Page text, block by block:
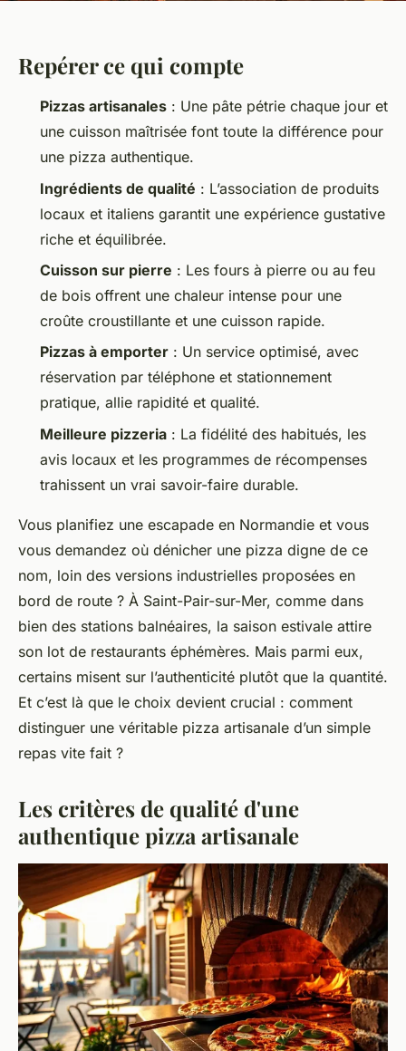
Repérer ce qui compte
Pizzas artisanales : Une pâte pétrie chaque jour et
une cuisson maîtrisée font toute la différence pour
une pizza authentique.
Ingrédients de qualité : L’association de produits
locaux et italiens garantit une expérience gustative
riche et équilibrée.
Cuisson sur pierre : Les fours à pierre ou au feu
de bois offrent une chaleur intense pour une
croûte croustillante et une cuisson rapide.
Pizzas à emporter : Un service optimisé, avec
réservation par téléphone et stationnement
pratique, allie rapidité et qualité.
Meilleure pizzeria : La fidélité des habitués, les
avis locaux et les programmes de récompenses
trahissent un vrai savoir-faire durable.
Vous planifiez une escapade en Normandie et vous
vous demandez où dénicher une pizza digne de ce
nom, loin des versions industrielles proposées en
bord de route ? À Saint-Pair-sur-Mer, comme dans
bien des stations balnéaires, la saison estivale attire
son lot de restaurants éphémères. Mais parmi eux,
certains misent sur l’authenticité plutôt que la quantité.
Et c’est là que le choix devient crucial : comment
distinguer une véritable pizza artisanale d’un simple
repas vite fait ?
Les critères de qualité d'une
authentique pizza artisanale